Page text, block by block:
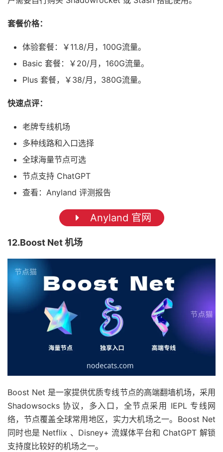
套餐价格：
体验套餐：￥11.8/月，100G流量。
Basic 套餐：￥20/月，160G流量。
Plus 套餐，￥38/月，380G流量。
快速点评：
老牌专线机场
多种线路和入口选择
全球海量节点可选
节点支持 ChatGPT
查看：Anyland 评测报告
Anyland 官网
12.Boost Net 机场
Boost Net 是一家提供优质专线节点的高端翻墙机场，采用
Shadowsocks 协议，多入口，全节点采用 IEPL 专线网
络，节点覆盖全球常用地区，实力大机场之一。Boost Net
同时也是 Netflix 、Disney+ 流媒体平台和 ChatGPT 解锁
支持度比较好的机场之一。